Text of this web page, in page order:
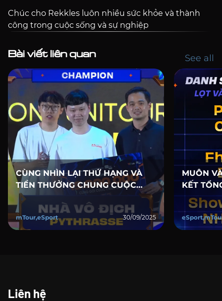
Chúc cho Rekkles luôn nhiều sức khỏe và thành
công trong cuộc sống và sự nghiệp
Bài viết liên quan See all
CÙNG NHÌN LẠI THỨ HẠNG VÀ
TIỀN THƯỞNG CHUNG CUỘC
CỦA TOP 8 MOBIFONE UNITOUR
POWERED BY ON LIVE TV
mTour,eSport 30/09/2025
MUÔN
KẾT
Liên hệ